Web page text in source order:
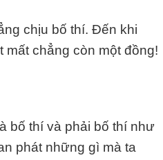
chịu bố thí. Đến khi
chẳng còn một đồng!
bố thí và phải bố thí như
phát những gì mà ta